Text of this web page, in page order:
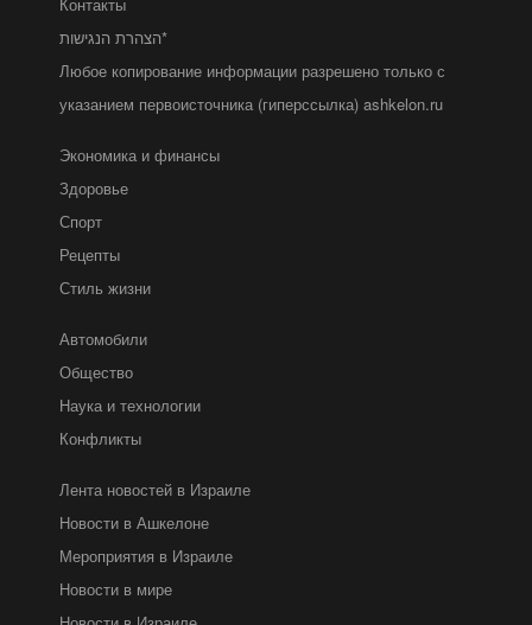
Контакты
הצהרת הנגישות*
Любое копирование информации разрешено только с
указанием первоисточника (гиперссылка) ashkelon.ru
Экономика и финансы
Здоровье
Спорт
Рецепты
Стиль жизни
Автомобили
Общество
Наука и технологии
Конфликты
Лента новостей в Израиле
Новости в Ашкелоне
Мероприятия в Израиле
Новости в мире